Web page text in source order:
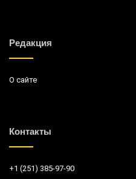
Редакция
О сайте
Контакты
+1 (251) 385-97-90